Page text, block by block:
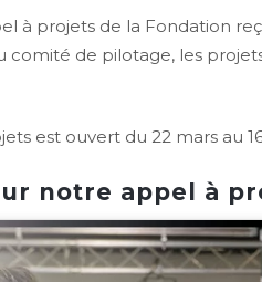
à projets de la Fondation
comité de pilotage, les
est ouvert du 22 mars au
notre appel à